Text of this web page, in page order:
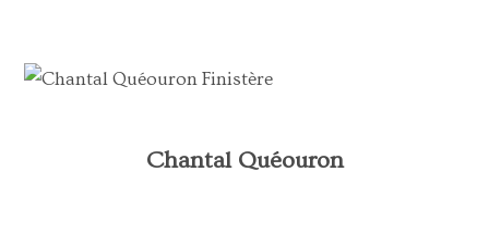
Chantal Quéouron